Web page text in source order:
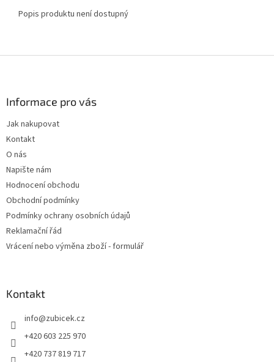
Popis produktu není dostupný
Informace pro vás
Jak nakupovat
Kontakt
O nás
Napište nám
Hodnocení obchodu
Obchodní podmínky
Podmínky ochrany osobních údajů
Reklamační řád
Vrácení nebo výměna zboží - formulář
Kontakt
info@zubicek.cz
+420 603 225 970
+420 737 819 717